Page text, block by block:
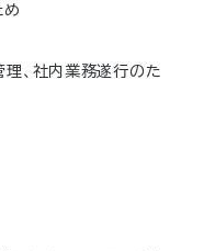
め
理、社内業務遂行のた